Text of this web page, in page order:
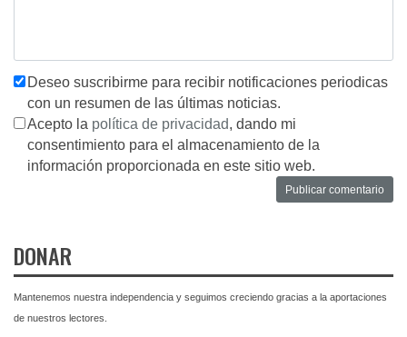
Deseo suscribirme para recibir notificaciones periodicas
con un resumen de las últimas noticias.
Acepto la política de privacidad, dando mi
consentimiento para el almacenamiento de la
información proporcionada en este sitio web.
DONAR
Mantenemos nuestra independencia y seguimos creciendo gracias a la aportaciones
de nuestros lectores.